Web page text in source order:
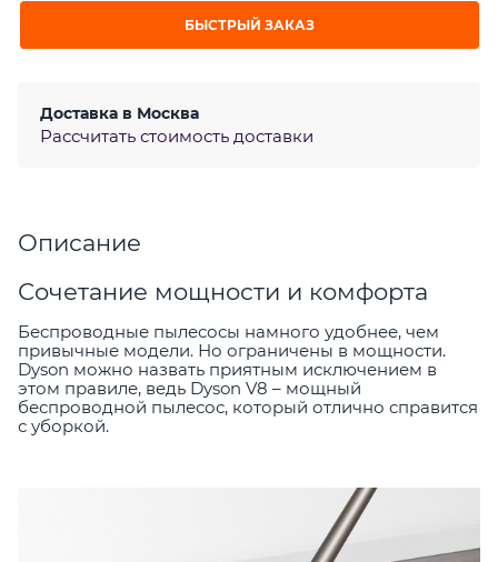
БЫСТРЫЙ ЗАКАЗ
Доставка в Москва
Рассчитать стоимость доставки
Описание
Сочетание мощности и комфорта
Беспроводные пылесосы намного удобнее, чем
привычные модели. Но ограничены в мощности.
Dyson можно назвать приятным исключением в
этом правиле, ведь Dyson V8 – мощный
беспроводной пылесос, который отлично справится
с уборкой.